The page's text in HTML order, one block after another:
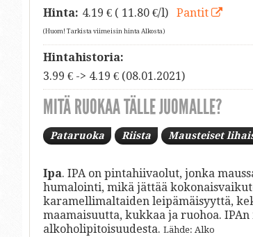
Hinta: 4.19 € ( 11.80 €/l) Pantit
(Huom! Tarkista viimeisin hinta Alkosta)
Hintahistoria:
3.99 € -> 4.19 € (08.01.2021)
MITÄ RUOKAA TÄLLE JUOMALLE?
Pataruoka Riista Mausteiset
Ipa. IPA on pintahiivaolut, jonka
humalointi, mikä jättää
karamellimaltaiden leipämäisyyttä,
maamaisuutta, kukkaa ja ruohoa.
alkoholipitoisuudesta. Lähde: Alko